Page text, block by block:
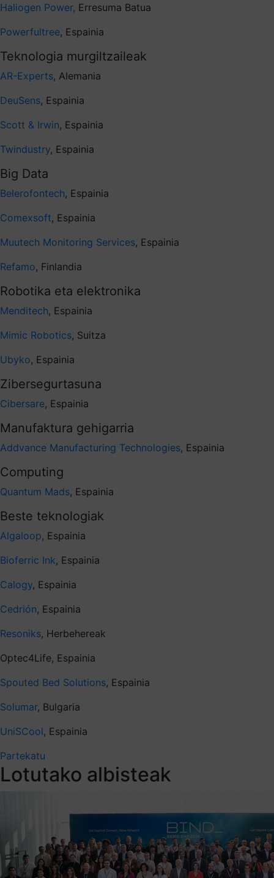
Haliogen Power, Erresuma Batua
Powerfultree, Espainia
Teknologia murgiltzaileak
AR-Experts, Alemania
DeuSens, Espainia
Scott & Irwin, Espainia
Twindustry, Espainia
Big Data
Belerofontech, Espainia
Comexsoft, Espainia
Muutech Monitoring Services, Espainia
Refamo, Finlandia
Robotika eta elektronika
Menditech, Espainia
Mimic Robotics, Suitza
Ubyko, Espainia
Zibersegurtasuna
Cibersare, Espainia
Manufaktura gehigarria
Addvance Manufacturing Technologies, Espainia
Computing
Quantum Mads, Espainia
Beste teknologiak
Algaloop, Espainia
Bioferric Ink, Espainia
Calogy, Espainia
Cedrión, Espainia
Resoniks, Herbehereak
Optec4Life, Espainia
Spouted Bed Solutions, Espainia
Solumar, Bulgaria
UniSCool, Espainia
Partekatu
Lotutako albisteak